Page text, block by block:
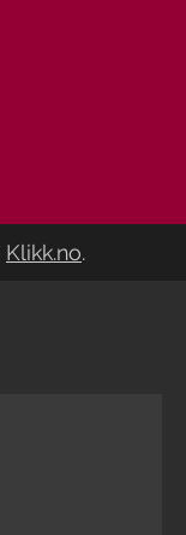
Klikk.no.